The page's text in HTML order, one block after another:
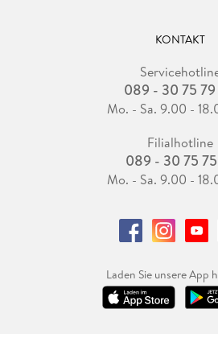
KONTAKT
089 - 30 75
Mo. - Sa. 9.00 -
Filialhotline
089 - 30 75
Mo. - Sa. 9.00 -
Laden Sie unsere App